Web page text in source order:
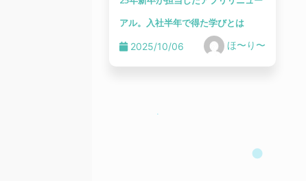
アル。入社半年で得た学びとは
2025/10/06 ほ〜り〜